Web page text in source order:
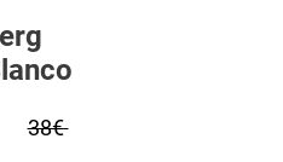
38€